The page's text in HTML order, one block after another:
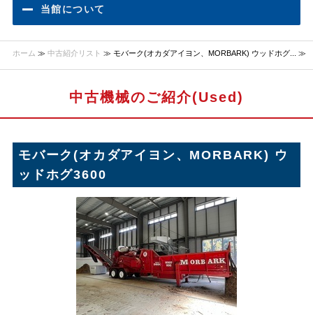
当館について
ホーム ≫ 中古紹介リスト ≫ モバーク(オカダアイヨン、MORBARK) ウッドホグ... ≫
中古機械のご紹介(Used)
モバーク(オカダアイヨン、MORBARK) ウ
ッドホグ3600